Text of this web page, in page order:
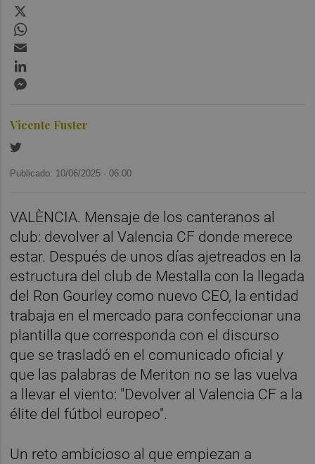
Vicente Fuster
Publicado: 10/06/2025 ·06:00
VALÈNCIA. Mensaje de los canteranos al
club: devolver al Valencia CF donde merece
estar. Después de unos días ajetreados en la
estructura del club de Mestalla con la llegada
del Ron Gourley como nuevo CEO, la entidad
trabaja en el mercado para confeccionar una
plantilla que corresponda con el discurso
que se trasladó en el comunicado oficial y
que las palabras de Meriton no se las vuelva
a llevar el viento: "Devolver al Valencia CF a la
élite del fútbol europeo".
Un reto ambicioso al que empiezan a